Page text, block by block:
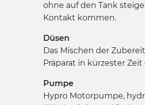
ohne auf den Tank
Kontakt kommen.
Düsen
Das Mischen der
Präparat in kürzester
Pumpe
Hypro Motorpumpe,